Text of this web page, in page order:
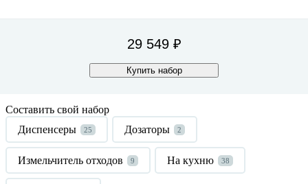
29 549 ₽
Купить набор
Составить свой набор
Диспенсеры
25 Дозаторы 2
Измельчитель отходов 9 На кухню 38